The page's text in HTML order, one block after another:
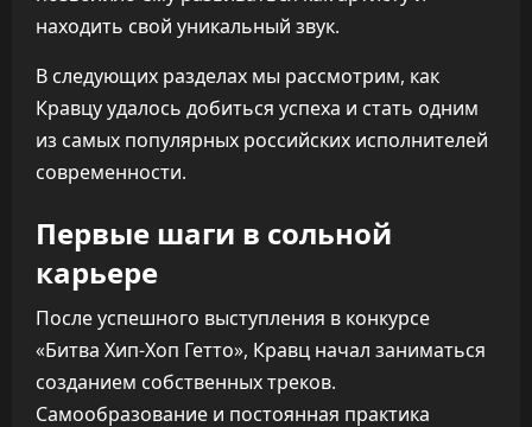
находить свой уникальный звук.
В следующих разделах мы рассмотрим, как
Кравцу удалось добиться успеха и стать одним
из самых популярных российских исполнителей
современности.
Первые шаги в сольной
карьере
После успешного выступления в конкурсе
«Битва Хип-Хоп Гетто», Кравц начал заниматься
созданием собственных треков.
Самообразование и постоянная практика